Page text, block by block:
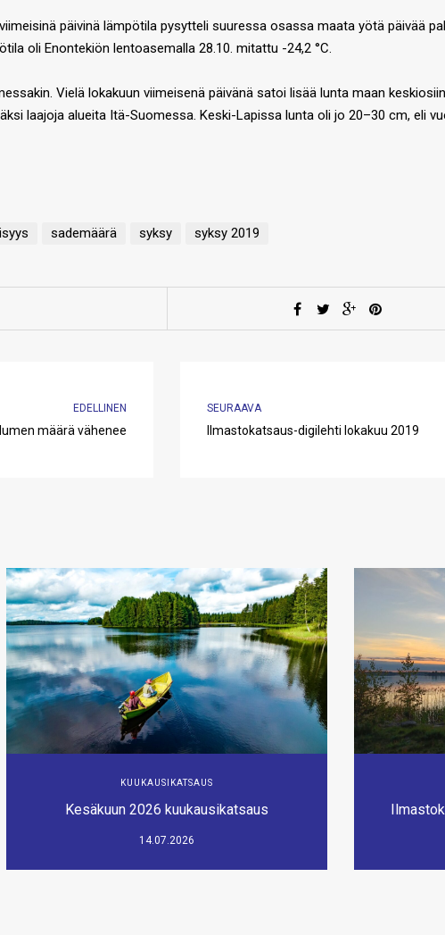
päivinä lämpötila pysytteli suuressa osassa maata yötä päivää
oli Enontekiön lentoasemalla 28.10. mitattu -24,2 °C.
Vielä lokakuun viimeisenä päivänä satoi lisää lunta maan
laajoja alueita Itä-Suomessa. Keski-Lapissa lunta oli jo 20–30 cm, eli
sademäärä syksy syksy 2019
EDELLINEN
määrä vähenee
SEURAAVA
Ilmastokatsaus-digilehti lokakuu 2019
KUUKAUSIKATSAUS
Kesäkuun 2026 kuukausikatsaus
14.07.2026